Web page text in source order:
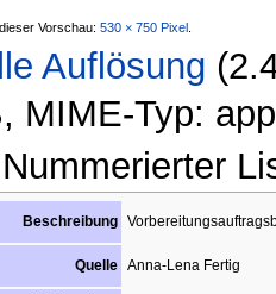
Vorschau: 530 × 750 Pixel
Auflösung
MIME-Typ:
Nummerierter
Beschreibung
Quelle Anna-Lena Fertig